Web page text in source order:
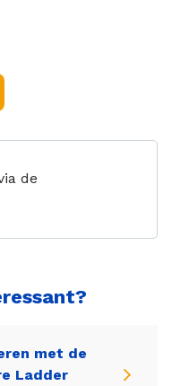
de
met de
Ladder